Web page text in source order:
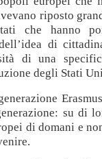
riposto
che hanno
di
di una
degli Stati
su di
di domani e